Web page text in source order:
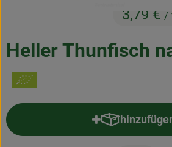
So geht’s
Über uns
Heller Thunfisch
3,79 € /
Produkt